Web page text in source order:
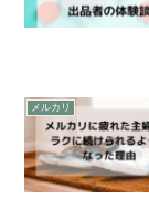
メルカリ